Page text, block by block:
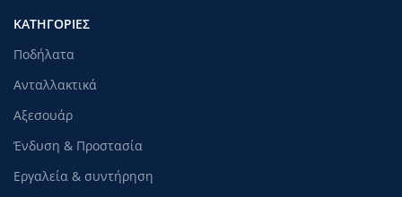
ΚΑΤΗΓΟΡΊΕΣ
Ποδήλατα
Ανταλλακτικά
Αξεσουάρ
Ένδυση & Προστασία
Εργαλεία & συντήρηση